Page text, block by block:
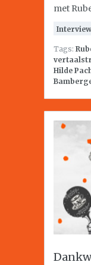
met
Tags:
Hilde